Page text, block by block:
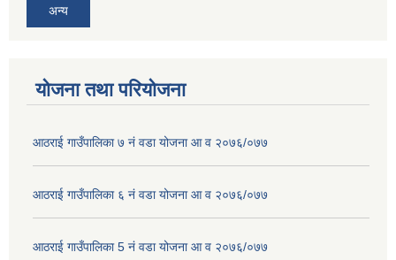
अन्य
योजना तथा परियोजना
आठराई गाउँपालिका ७ नं वडा योजना आ व २०७६/०७७
आठराई गाउँपालिका ६ नं वडा योजना आ व २०७६/०७७
आठराई गाउँपालिका 5 नं वडा योजना आ व २०७६/०७७